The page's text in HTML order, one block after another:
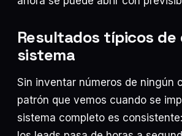
Resultados típicos de
sistema
Sin inventar números de ningún
patrón que vemos cuando se
sistema completo es